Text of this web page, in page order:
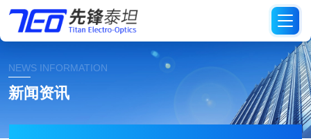
NEWS INFORMATION
新闻资讯